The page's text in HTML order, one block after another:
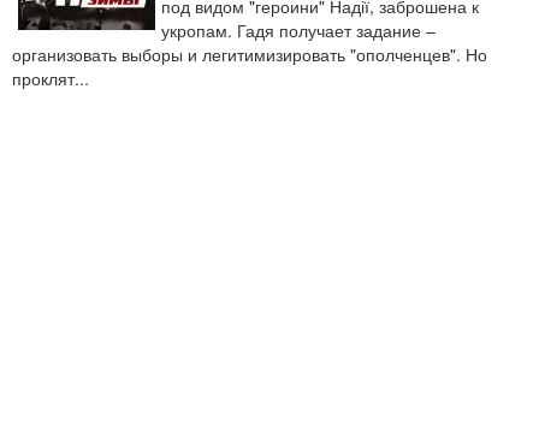
под видом "героини" Надії, заброшена к
укропам. Гадя получает задание –
организовать выборы и легитимизировать "ополченцев". Но
проклят...